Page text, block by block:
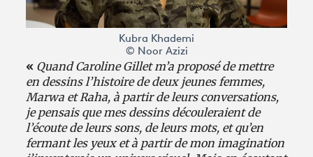
Kubra Khademi
© Noor Azizi
« Quand Caroline Gillet m’a proposé de mettre
en dessins l’histoire de deux jeunes femmes,
Marwa et Raha, à partir de leurs conversations,
je pensais que mes dessins découleraient de
l’écoute de leurs sons, de leurs mots, et qu’en
fermant les yeux et à partir de mon imagination